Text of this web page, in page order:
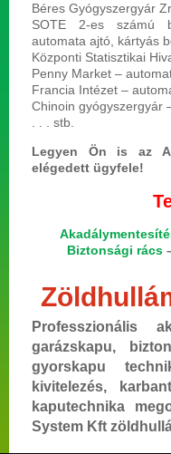
Béres Gyógyszergyár
SOTE 2-es számú
automata ajtó, kártyás
Központi Statisztikai
Penny Market –
Francia Intézet –
Chinoin gyógyszergyár
. . . stb.
Legyen Ön is az
elégedett ügyfele!
Biztonsági rács
Professzionális
garázskapu,
gyorskapu
kivitelezés,
kaputechnika
System Kft